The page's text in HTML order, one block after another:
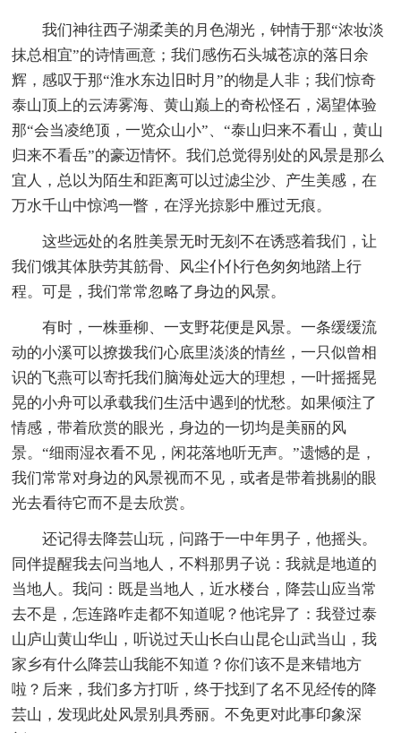
我们神往西子湖柔美的月色湖光，钟情于那“浓妆淡
抹总相宜”的诗情画意；我们感伤石头城苍凉的落日余
辉，感叹于那“淮水东边旧时月”的物是人非；我们惊奇
泰山顶上的云涛雾海、黄山巅上的奇松怪石，渴望体验
那“会当凌绝顶，一览众山小”、“泰山归来不看山，黄山
归来不看岳”的豪迈情怀。我们总觉得别处的风景是那么
宜人，总以为陌生和距离可以过滤尘沙、产生美感，在
万水千山中惊鸿一瞥，在浮光掠影中雁过无痕。
这些远处的名胜美景无时无刻不在诱惑着我们，让
我们饿其体肤劳其筋骨、风尘仆仆行色匆匆地踏上行
程。可是，我们常常忽略了身边的风景。
有时，一株垂柳、一支野花便是风景。一条缓缓流
动的小溪可以撩拨我们心底里淡淡的情丝，一只似曾相
识的飞燕可以寄托我们脑海处远大的理想，一叶摇摇晃
晃的小舟可以承载我们生活中遇到的忧愁。如果倾注了
情感，带着欣赏的眼光，身边的一切均是美丽的风
景。“细雨湿衣看不见，闲花落地听无声。”遗憾的是，
我们常常对身边的风景视而不见，或者是带着挑剔的眼
光去看待它而不是去欣赏。
还记得去降芸山玩，问路于一中年男子，他摇头。
同伴提醒我去问当地人，不料那男子说：我就是地道的
当地人。我问：既是当地人，近水楼台，降芸山应当常
去不是，怎连路咋走都不知道呢？他诧异了：我登过泰
山庐山黄山华山，听说过天山长白山昆仑山武当山，我
家乡有什么降芸山我能不知道？你们该不是来错地方
啦？后来，我们多方打听，终于找到了名不见经传的降
芸山，发现此处风景别具秀丽。不免更对此事印象深